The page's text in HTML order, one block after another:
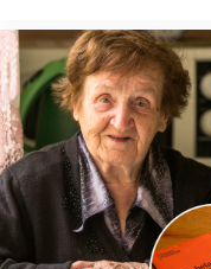
livboj till alla de ...